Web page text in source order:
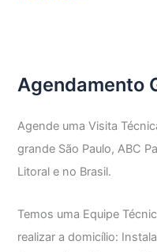
Agendamento
Agende uma Visita
grande São Paulo, ABC
Litoral e no Brasil.
Temos uma Equipe
realizar a domicílio: